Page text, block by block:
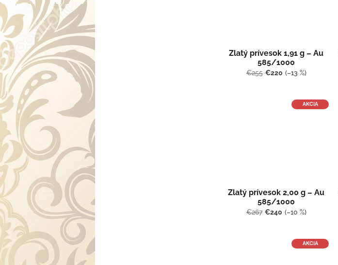
Zlatý prívesok 1,91 g – Au
585/1000
€255 €220 (–13 %)
AKCIA
Zlatý prívesok 2,00 g – Au
585/1000
€267 €240 (–10 %)
AKCIA